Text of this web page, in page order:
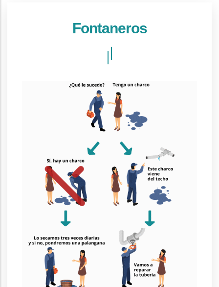
Fontaneros